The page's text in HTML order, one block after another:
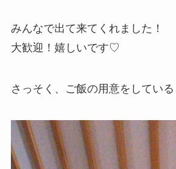
みんなで出て来てくれました！
大歓迎！嬉しいです♡
さっそく、ご飯の用意をしている